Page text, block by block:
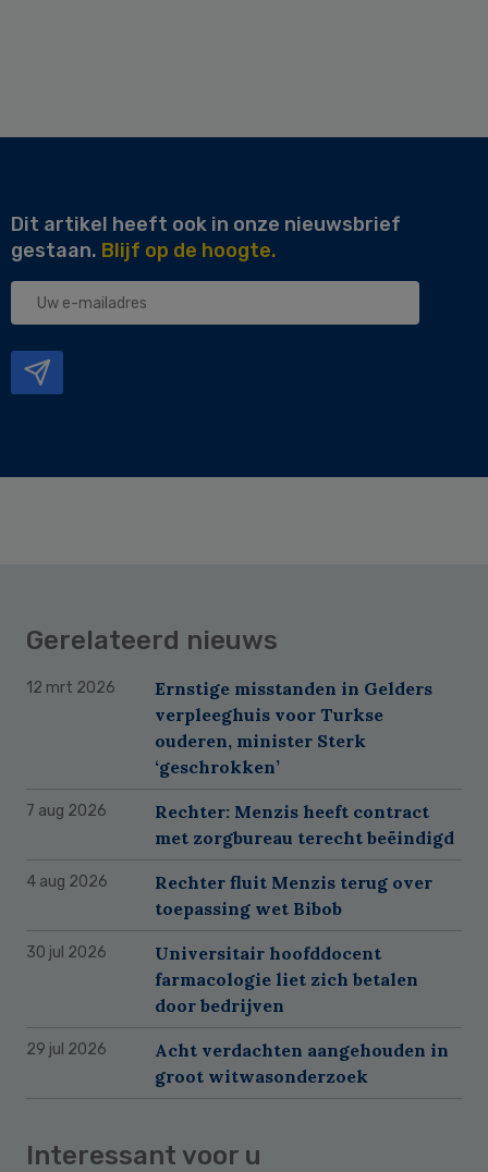
Dit artikel heeft ook in onze nieuwsbrief
gestaan. Blijf op de hoogte.
Uw
Gerelateerd nieuws
12 mrt 2026
Ernstige misstanden in Gelders
verpleeghuis voor Turkse
ouderen, minister Sterk
‘geschrokken’
7 aug 2026
Rechter: Menzis heeft contract
met zorgbureau terecht beëindigd
4 aug 2026
Rechter fluit Menzis terug over
toepassing wet Bibob
30 jul 2026
Universitair hoofddocent
farmacologie liet zich betalen
door bedrijven
29 jul 2026
Acht verdachten aangehouden in
groot witwasonderzoek
Interessant voor u